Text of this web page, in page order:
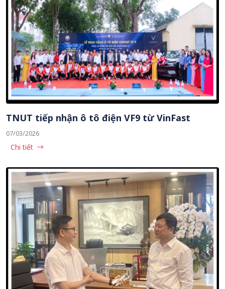
TNUT tiếp nhận ô tô điện VF9 từ VinFast
07/03/2026
Chi tiết